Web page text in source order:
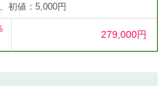
初値：5,000円
279,000円